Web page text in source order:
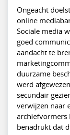
Ongeacht
online
Sociale media
goed
aandacht te
duurzame
werd
secundair
verwijzen naar
archiefvormers
benadrukt dat